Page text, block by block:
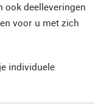
ook deelleveringen
voor u met zich
individuele